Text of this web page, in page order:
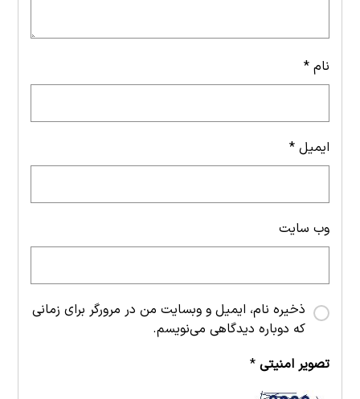
نام*
ایمیل*
وب‌ سایت
ذخیره نام، ایمیل و وبسایت من در مرورگر برای زمانی
که دوباره دیدگاهی می‌نویسم.
تصویر امنیتی*